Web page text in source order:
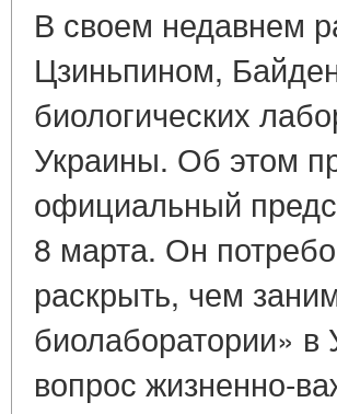
В своем недавнем
Цзиньпином,
биологических
Украины. Об этом
официальный
8 марта. Он
раскрыть, чем
биолаборатории» в
вопрос жизненно-